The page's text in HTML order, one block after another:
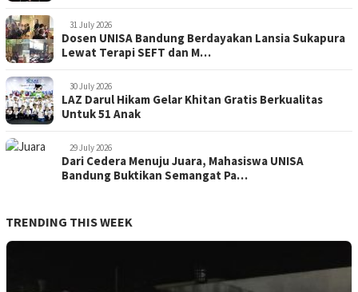
31 July 2026
Dosen UNISA Bandung Berdayakan Lansia Sukapura
Lewat Terapi SEFT dan M…
30 July 2026
LAZ Darul Hikam Gelar Khitan Gratis Berkualitas
Untuk 51 Anak
29 July 2026
Dari Cedera Menuju Juara, Mahasiswa UNISA
Bandung Buktikan Semangat Pa…
TRENDING THIS WEEK